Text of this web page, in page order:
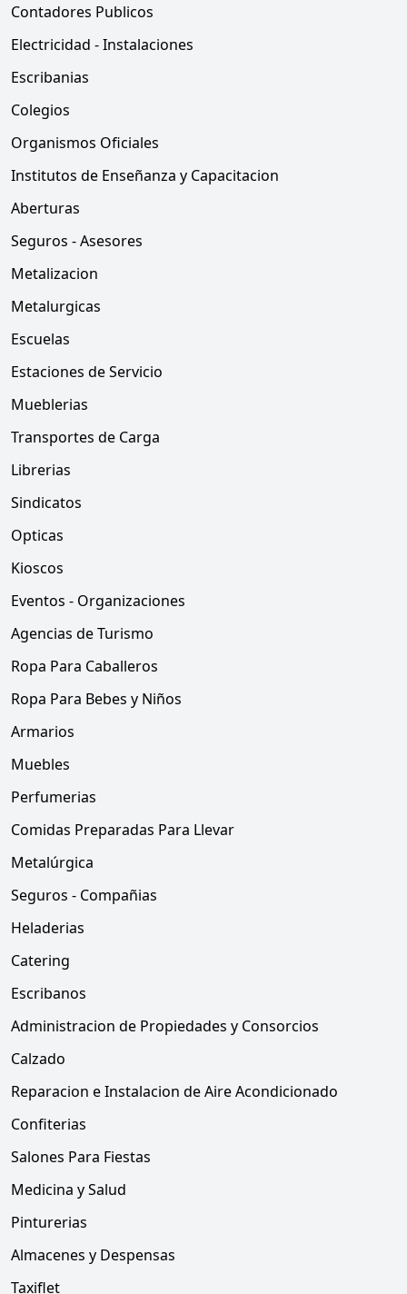
Contadores Publicos
Electricidad - Instalaciones
Escribanias
Colegios
Organismos Oficiales
Institutos de Enseñanza y Capacitacion
Aberturas
Seguros - Asesores
Metalizacion
Metalurgicas
Escuelas
Estaciones de Servicio
Mueblerias
Transportes de Carga
Librerias
Sindicatos
Opticas
Kioscos
Eventos - Organizaciones
Agencias de Turismo
Ropa Para Caballeros
Ropa Para Bebes y Niños
Armarios
Muebles
Perfumerias
Comidas Preparadas Para Llevar
Metalúrgica
Seguros - Compañias
Heladerias
Catering
Escribanos
Administracion de Propiedades y Consorcios
Calzado
Reparacion e Instalacion de Aire Acondicionado
Confiterias
Salones Para Fiestas
Medicina y Salud
Pinturerias
Almacenes y Despensas
Taxiflet